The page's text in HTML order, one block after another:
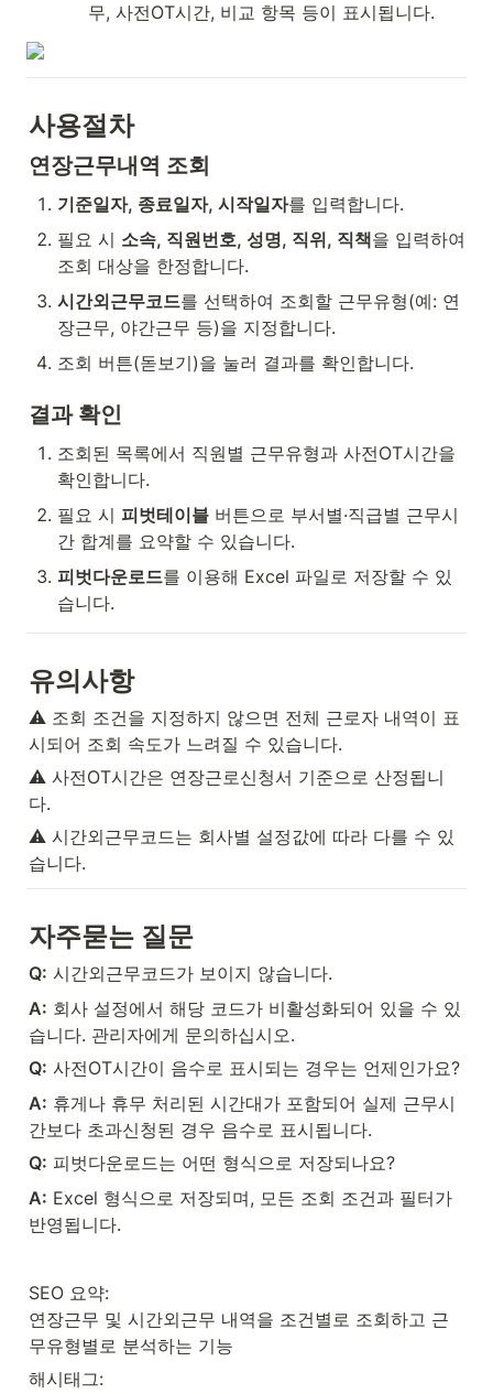
무, 사전OT시간, 비교 항목 등이 표시됩니다.
사용절차
연장근무내역 조회
기준일자, 종료일자, 시작일자를 입력합니다.
필요 시 소속, 직원번호, 성명, 직위, 직책을 입력하여
조회 대상을 한정합니다.
시간외근무코드를 선택하여 조회할 근무유형(예: 연
장근무, 야간근무 등)을 지정합니다.
조회 버튼(돋보기)을 눌러 결과를 확인합니다.
결과 확인
조회된 목록에서 직원별 근무유형과 사전OT시간을
확인합니다.
필요 시 피벗테이블 버튼으로 부서별·직급별 근무시
간 합계를 요약할 수 있습니다.
피벗다운로드를 이용해 Excel 파일로 저장할 수 있
습니다.
유의사항
⚠️ 조회 조건을 지정하지 않으면 전체 근로자 내역이 표
시되어 조회 속도가 느려질 수 있습니다.
⚠️ 사전OT시간은 연장근로신청서 기준으로 산정됩니
다.
⚠️ 시간외근무코드는 회사별 설정값에 따라 다를 수 있
습니다.
자주묻는 질문
Q: 시간외근무코드가 보이지 않습니다.
A: 회사 설정에서 해당 코드가 비활성화되어 있을 수 있
습니다. 관리자에게 문의하십시오.
Q: 사전OT시간이 음수로 표시되는 경우는 언제인가요?
A: 휴게나 휴무 처리된 시간대가 포함되어 실제 근무시
간보다 초과신청된 경우 음수로 표시됩니다.
Q: 피벗다운로드는 어떤 형식으로 저장되나요?
A: Excel 형식으로 저장되며, 모든 조회 조건과 필터가
반영됩니다.
SEO 요약:
연장근무 및 시간외근무 내역을 조건별로 조회하고 근
무유형별로 분석하는 기능
해시태그: